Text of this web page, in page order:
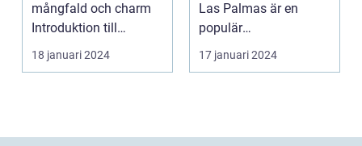
mångfald och charm
Introduktion till
Frankrike och dess
popular...
18 januari 2024
Las Palmas är en
populär
semesterdestination
för män...
17 januari 2024